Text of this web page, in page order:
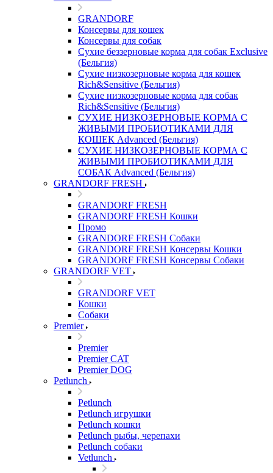
GRANDORF
Консервы для кошек
Консервы для собак
Сухие беззерновые корма для собак Exclusive
(Бельгия)
Сухие низкозерновые корма для кошек
Rich&Sensitive (Бельгия)
Сухие низкозерновые корма для собак
Rich&Sensitive (Бельгия)
СУХИЕ НИЗКОЗЕРНОВЫЕ КОРМА С
ЖИВЫМИ ПРОБИОТИКАМИ ДЛЯ
КОШЕК Advanced (Бельгия)
СУХИЕ НИЗКОЗЕРНОВЫЕ КОРМА С
ЖИВЫМИ ПРОБИОТИКАМИ ДЛЯ
СОБАК Advanced (Бельгия)
GRANDORF FRESH
GRANDORF FRESH
GRANDORF FRESH Кошки
Промо
GRANDORF FRESH Собаки
GRANDORF FRESH Консервы Кошки
GRANDORF FRESH Консервы Собаки
GRANDORF VET
GRANDORF VET
Кошки
Собаки
Premier
Premier
Premier CAT
Premier DOG
Petlunch
Petlunch
Petlunch игрушки
Petlunch кошки
Petlunch рыбы, черепахи
Petlunch собаки
Vetlunch